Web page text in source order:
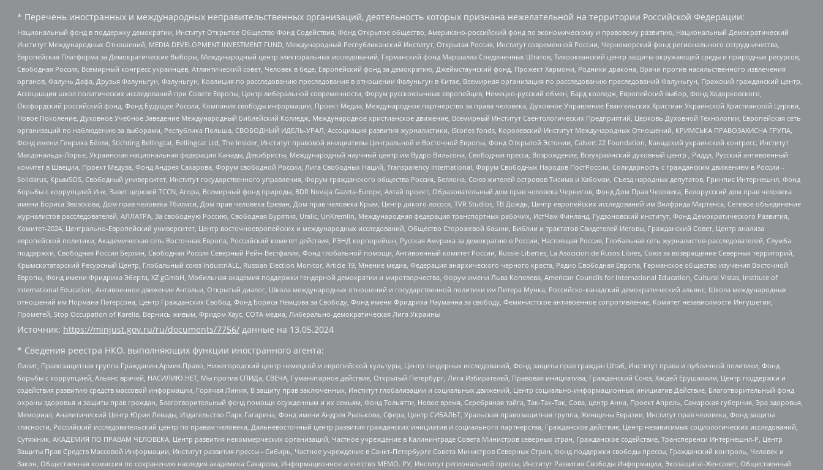
* Перечень иностранных и международных неправительственных организаций, деятельность которых признана нежелательной на территории Российской Федерации:
Национальный фонд в поддержку демократии, Институт Открытое Общество Фонд Содействия, Фонд Открытое общество, Американо-российский фонд по экономическому и правовому развитию, Национальный Демократический
Институт Международных Отношений, MEDIA DEVELOPMENT INVESTMENT FUND, Международный Республиканский Институт, Открытая Россия, Институт современной России, Черноморский фонд регионального сотрудничества,
Европейская Платформа за Демократические Выборы, Международный центр электоральных исследований, Германский фонд Маршалла Соединенных Штатов, Тихоокеанский центр защиты окружающей среды и природных ресурсов,
Свободная Россия, Всемирный конгресс украинцев, Атлантический совет, Человек в беде, Европейский фонд за демократию, Джеймстаунский фонд, Прожект Хармони, Родники дракона, Врачи против насильственного извлечения
органов, Фалунь Дафа, Друзья Фалуньгун, Фалуньгун, Коалиция по расследованию преследования в отношении Фалуньгун в Китае, Всемирная организация по расследованию преследований Фалуньгун, Пражский гражданский центр,
Ассоциация школ политических исследований при Совете Европы, Центр либеральной современности, Форум русскоязычных европейцев, Немецко-русский обмен, Бард колледж, Европейский выбор, Фонд Ходорковского,
Оксфордский российский фонд, Фонд Будущее России, Компания свободы информации, Проект Медиа, Международное партнерство за права человека, Духовное Управление Евангельских Христиан Украинской Христианской Церкви,
Новое Поколение, Духовное Учебное Заведение Международный Библейский Колледж, Международное христианское движение, Всемирный Институт Саентологических Предприятий, Церковь Духовной Технологии, Европейская сеть
организаций по наблюдению за выборами, Республика Польша, СВОБОДНЫЙ ИДЕЛЬ-УРАЛ, Ассоциация развития журналистики, IStories fonds, Королевский Институт Международных Отношений, КРИМСЬКА ПРАВОЗАХИСНА ГРУПА,
Фонд имени Генриха Бёлля, Stichting Bellingcat, Bellingcat Ltd, The Insider, Институт правовой инициативы Центральной и Восточной Европы, Фонд Открытой Эстонии, Calvert 22 Foundation, Канадский украинский конгресс, Институт
Макдональда-Лорье, Украинская национальная федерация Канады, Декабристы, Международный научный центр им Вудро Вильсона, Свободная пресса, Возрождение, Всеукраинский духовный центр , Риддл, Русский антивоенный
комитет в Швеции, Проект Медуза, Фонд Андрея Сахарова, Форум свободной России, Лига Свободных Наций, Transparеncy International, Форум Свободных Народов ПостРоссии, Солидарность с гражданским движением в России –
Solidarus, КрымSOS, Свободный университет, Институт государственного управления, Форум гражданского общества Россия, Беллона, Союз жителей островов Тисима и Хабомаи, Съезд народных депутатов, Гринпис Интернешнл, Фонд
борьбы с коррупцией Инк, Завет церквей TCCN, Агора, Всемирный фонд природы, BDR Novaja Gazeta-Europe, Алтай проект, Образовательный дом прав человека Чернигов, Фонд Дом Прав Человека, Белорусский дом прав человека
имени Бориса Звозскова, Дом прав человека Тбилиси, Дом прав человека Ереван, Дом прав человека Крым, Центр дикого лосося, TVR Studios, ТВ Дождь, Центр европейских исследований им Вилфрида Мартенса, Сетевое объединение
журналистов расследователей, АЛЛАТРА, За свободную Россию, Свободная Бурятия, Uralic, UnKremlin, Международная федерация транспортных рабочих, ИстЧам Финланд, Гудзоновский институт, Фонд Демократического Развития,
Комитет-2024, Центрально-Европейский университет, Центр восточноевропейских и международных исследований, Общество Сторожевой башни, Библии и трактатов Свидетелей Иеговы, Гражданский Совет, Центр анализа
европейской политики, Академическая сеть Восточная Европа, Российский комитет действия, РЭНД корпорейшн, Русская Америка за демократию в России, Настоящая Россия, Глобальная сеть журналистов-расследователей, Служба
поддержки, Свободная Россия Берлин, Свободная Россия Северный Рейн-Вестфалия, Фонд глобальной помощи, Антивоенный комитет России, Russie-Libertes, La Asocicion de Rusos Libres, Союз за возвращение Северных территорий,
Крымскотатарский Ресурсный Центр, Глобальный союз IndustriALL, Russian Election Monitor, Article 19, Мнение медиа, Федерация анархического черного креста, Радио Свободная Европа, Германское общество изучения Восточной
Европы, Фонд имени Фридриха Эберта, XZ gGmbH, Мобильная академия поддержки гендерной демократии и миротворчества, Форум имени Льва Копелева, American Councils for International Education, Cultural Vistas, Institute of
International Education, Антивоенное движение Антальи, Открытый диалог, Школа международных отношений и государственной политики им Питера Мунка, Российско-канадский демократический альянс, Школа международных
отношений им Нормана Патерсона, Центр Гражданских Свобод, Фонд Бориса Немцова за Свободу, Фонд имени Фридриха Науманна за свободу, Феминистское антивоенное сопротивление, Комитет независимости Ингушетии,
Прометей, Stop Occupation of Karelia, Вернись живым, Фридом Хаус, СОТА медиа, Либерально-демократическая Лига Украины
Источник: https://minjust.gov.ru/ru/documents/7756/ данные на 13.05.2024
* Сведения реестра НКО, выполняющих функции иностранного агента:
Лилит, Правозащитная группа Гражданин.Армия.Право, Нижегородский центр немецкой и европейской культуры, Центр гендерных исследований, Фонд защиты прав граждан Штаб, Институт права и публичной политики, Фонд
борьбы с коррупцией, Альянс врачей, НАСИЛИЮ.НЕТ, Мы против СПИДа, СВЕЧА, Гуманитарное действие, Открытый Петербург, Лига Избирателей, Правовая инициатива, Гражданский Союз, Хасдей Ерушалаим, Центр поддержки и
содействия развитию средств массовой информации, Горячая Линия, В защиту прав заключенных, Институт глобализации и социальных движений, Центр социально-информационных инициатив Действие, Благотворительный фонд
охраны здоровья и защиты прав граждан, Благотворительный фонд помощи осужденным и их семьям, Фонд Тольятти, Новое время, Серебряная тайга, Так-Так-Так, Сова, центр Анна, Проект Апрель, Самарская губерния, Эра здоровья,
Мемориал, Аналитический Центр Юрия Левады, Издательство Парк Гагарина, Фонд имени Андрея Рылькова, Сфера, Центр СИБАЛЬТ, Уральская правозащитная группа, Женщины Евразии, Институт прав человека, Фонд защиты
гласности, Российский исследовательский центр по правам человека, Дальневосточный центр развития гражданских инициатив и социального партнерства, Гражданское действие, Центр независимых социологических исследований,
Сутяжник, АКАДЕМИЯ ПО ПРАВАМ ЧЕЛОВЕКА, Центр развития некоммерческих организаций, Частное учреждение в Калининграде Совета Министров северных стран, Гражданское содействие, Трансперенси Интернешнл-Р, Центр
Защиты Прав Средств Массовой Информации, Институт развития прессы - Сибирь, Частное учреждение в Санкт-Петербурге Совета Министров Северных Стран, Фонд поддержки свободы прессы, Гражданский контроль, Человек и
Закон, Общественная комиссия по сохранению наследия академика Сахарова, Информационное агентство МЕМО. РУ, Институт региональной прессы, Институт Развития Свободы Информации, Экозащита!-Женсовет, Общественный